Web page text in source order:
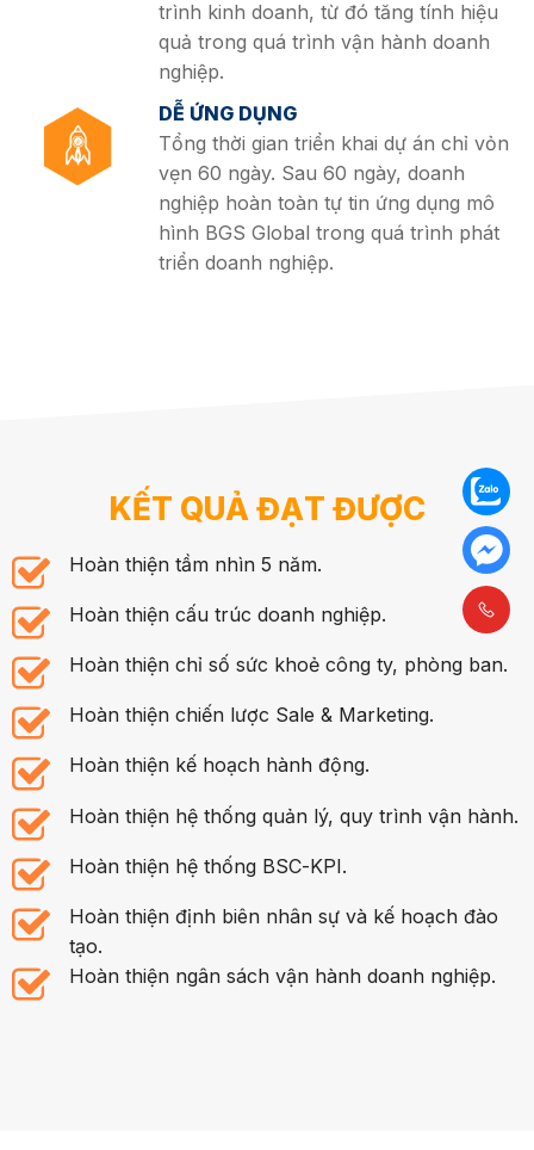
trình kinh doanh, từ đó tăng tính hiệu
quả trong quá trình vận hành doanh
nghiệp.
DỄ ỨNG DỤNG
Tổng thời gian triển khai dự án chỉ vỏn
vẹn 60 ngày. Sau 60 ngày, doanh
nghiệp hoàn toàn tự tin ứng dụng mô
hình BGS Global trong quá trình phát
triển doanh nghiệp.
KẾT QUẢ ĐẠT ĐƯỢC
Hoàn thiện tầm nhìn 5 năm.
Hoàn thiện cấu trúc doanh nghiệp.
Hoàn thiện chỉ số sức khoẻ công ty, phòng ban.
Hoàn thiện chiến lược Sale & Marketing.
Hoàn thiện kế hoạch hành động.
Hoàn thiện hệ thống quản lý, quy trình vận hành.
Hoàn thiện hệ thống BSC-KPI.
Hoàn thiện định biên nhân sự và kế hoạch đào
tạo.
Hoàn thiện ngân sách vận hành doanh nghiệp.